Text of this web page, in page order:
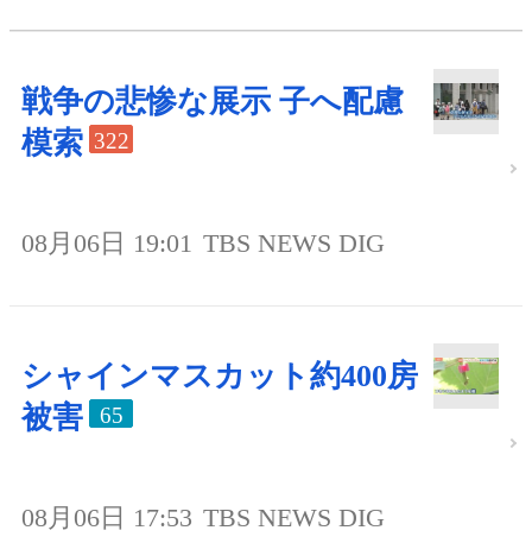
戦争の悲惨な展示 子へ配慮
模索 322
08月06日 19:01 TBS NEWS DIG
シャインマスカット約400房
被害
65
08月06日 17:53 TBS NEWS DIG